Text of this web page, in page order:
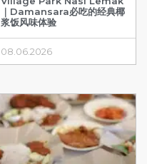
｜Damansara必吃的经典椰
浆饭风味体验
08.06.2026